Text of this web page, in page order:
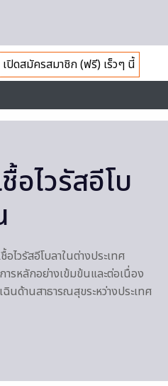
เปิดสมัครสมาชิก (ฟรี) เร็วๆ นี้
อไวรัสอีโบ
ไวรัสอีโบลาในต่างประเทศ
รหลักอย่างเข้มข้นและต่อเนื่อง
นด้านสาธารณสุขระหว่างประเทศ